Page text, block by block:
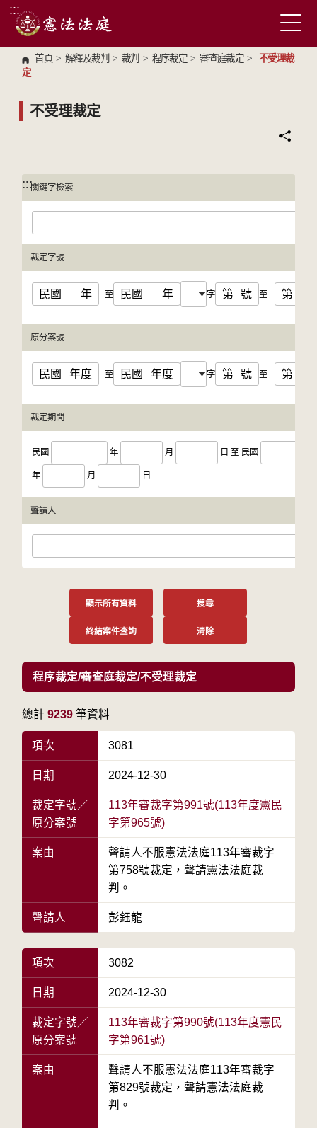
跳到主要內容區塊
:::
首頁 > 解釋及裁判 > 裁判 > 程序裁定 > 審查庭裁定 >
不受理裁
定
不受理裁定
:::
:::關鍵字檢索
裁定字號
民國 年 至 民國 年 字 第 號 至 第
原分案號
民國 年度 至 民國 年度 字 第 號 至 第
裁定期間
民國 年 月 日 至 民國
年 月 日
聲請人
顯示所有資料 搜尋
終結案件查詢 清除
程序裁定/審查庭裁定/不受理裁定
總計 9239 筆資料
項次 3081
日期 2024-12-30
裁定字號／
原分案號
113年審裁字第991號(113年度憲民
字第965號)
案由
聲請人不服憲法法庭113年審裁字
第758號裁定，聲請憲法法庭裁
判。
聲請人 彭鈺龍
項次 3082
日期 2024-12-30
裁定字號／
原分案號
113年審裁字第990號(113年度憲民
字第961號)
案由
聲請人不服憲法法庭113年審裁字
第829號裁定，聲請憲法法庭裁
判。